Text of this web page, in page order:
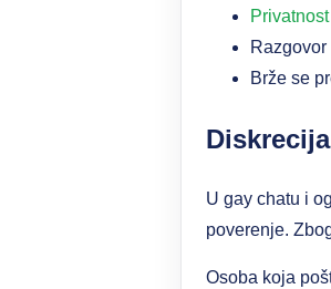
Privatnost
Brže se
U gay chatu i
poverenje.
Osoba koja